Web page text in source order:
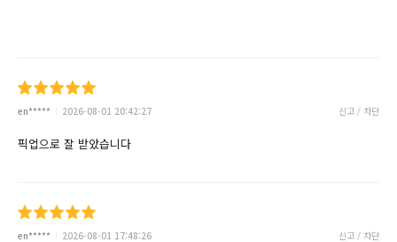
en***** 2026-08-01 20:42:27 신고 / 차단
픽업으로 잘 받았습니다
en***** 2026-08-01 17:48:26 신고 / 차단